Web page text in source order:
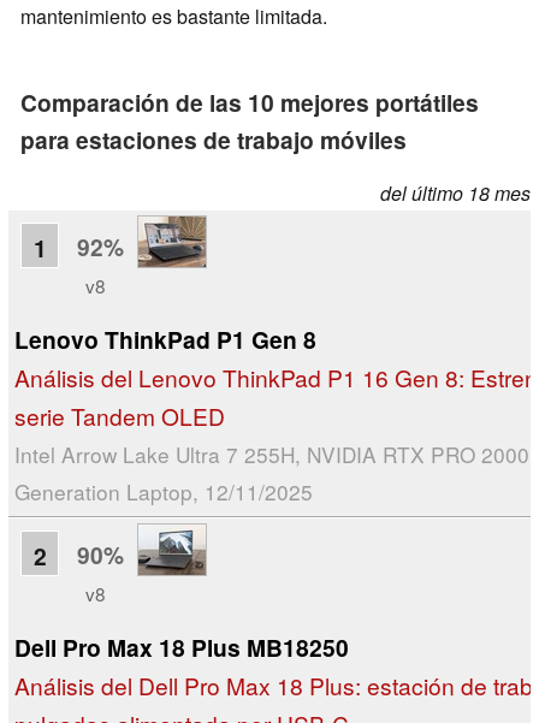
mantenimiento es bastante limitada.
Comparación de las 10 mejores portátiles
para estaciones de trabajo móviles
del último 18 mes
1 92%
v8
Lenovo ThinkPad P1 Gen 8
Análisis del Lenovo ThinkPad P1 16 Gen 8:
serie Tandem OLED
Intel Arrow Lake Ultra 7 255H, NVIDIA RTX PRO 2000
Generation Laptop, 12/11/2025
2 90%
v8
Dell Pro Max 18 Plus MB18250
Análisis del Dell Pro Max 18 Plus: estación de